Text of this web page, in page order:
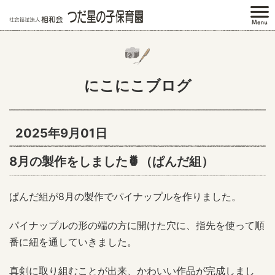
にこにこブログ
2025年9月01日
8月の製作をしました🍍（ぱんだ組）
ぱんだ組が8月の製作でパイナップルを作りました。
パイナップルの形の端の方に開けた穴に、指先を使って順
番に紐を通していきました。
真剣に取り組むことが出来、かわいい作品が完成しまし